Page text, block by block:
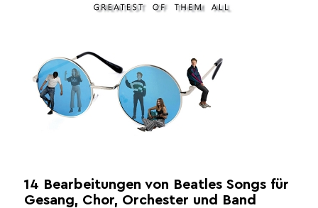
14 Bearbeitungen von Beatles Songs für
Gesang, Chor, Orchester und Band